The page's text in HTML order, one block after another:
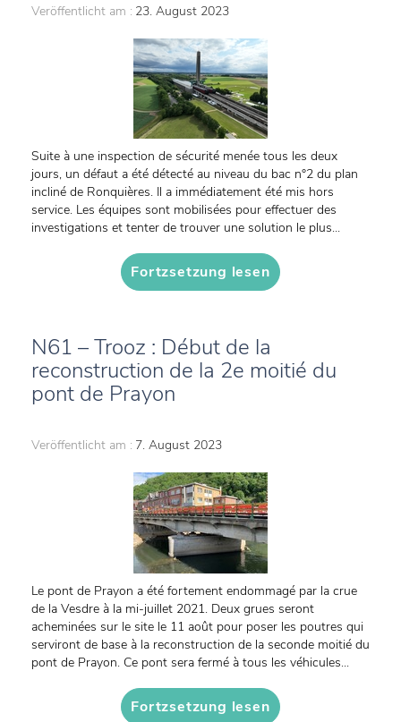
Veröffentlicht am : 23. August 2023
Suite à une inspection de sécurité menée tous les deux
jours, un défaut a été détecté au niveau du bac n°2 du plan
incliné de Ronquières. Il a immédiatement été mis hors
service. Les équipes sont mobilisées pour effectuer des
investigations et tenter de trouver une solution le plus...
Fortzsetzung lesen
N61 – Trooz : Début de la
reconstruction de la 2e moitié du
pont de Prayon
Veröffentlicht am : 7. August 2023
Le pont de Prayon a été fortement endommagé par la crue
de la Vesdre à la mi-juillet 2021. Deux grues seront
acheminées sur le site le 11 août pour poser les poutres qui
serviront de base à la reconstruction de la seconde moitié du
pont de Prayon. Ce pont sera fermé à tous les véhicules...
Fortzsetzung lesen